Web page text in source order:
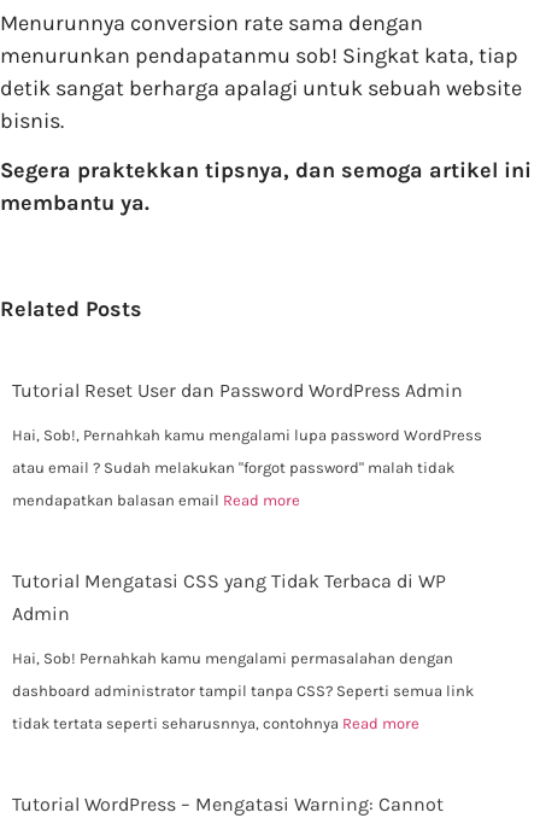
Menurunnya conversion rate sama dengan
menurunkan pendapatanmu sob! Singkat kata, tiap
detik sangat berharga apalagi untuk sebuah website
bisnis.
Segera praktekkan tipsnya, dan semoga artikel ini
membantu ya.
Related Posts
Tutorial Reset User dan Password WordPress Admin
Hai, Sob!, Pernahkah kamu mengalami lupa password WordPress
atau email ? Sudah melakukan "forgot password" malah tidak
mendapatkan balasan email Read more
Tutorial Mengatasi CSS yang Tidak Terbaca di WP
Admin
Hai, Sob! Pernahkah kamu mengalami permasalahan dengan
dashboard administrator tampil tanpa CSS? Seperti semua link
tidak tertata seperti seharusnnya, contohnya Read more
Tutorial WordPress – Mengatasi Warning: Cannot